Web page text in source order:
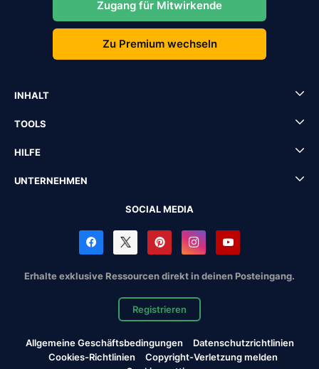
Zugang für Mitwirkende
Zu Premium wechseln
INHALT
TOOLS
HILFE
UNTERNEHMEN
SOCIAL MEDIA
Erhalte exklusive Ressourcen direkt in deinen Posteingang.
Registrieren
Allgemeine Geschäftsbedingungen
Datenschutzrichtlinien
Cookies-Richtlinien
Copyright-Verletzung melden